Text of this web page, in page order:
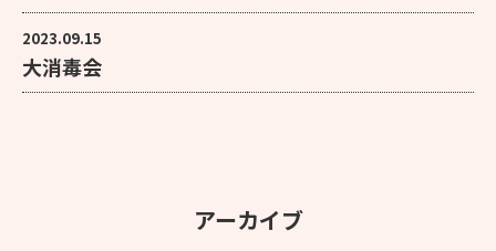
2023.09.15
大消毒会
アーカイブ